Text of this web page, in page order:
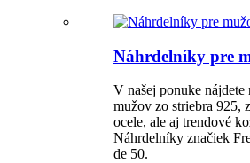
Náhrdelníky pre
V našej ponuke
mužov zo striebra 925,
ocele, ale aj trendové
Náhrdelníky značiek
de 50.